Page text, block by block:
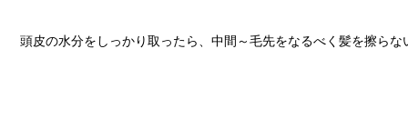
頭皮の水分をしっかり取ったら、中間～毛先をなるべく髪を擦らな